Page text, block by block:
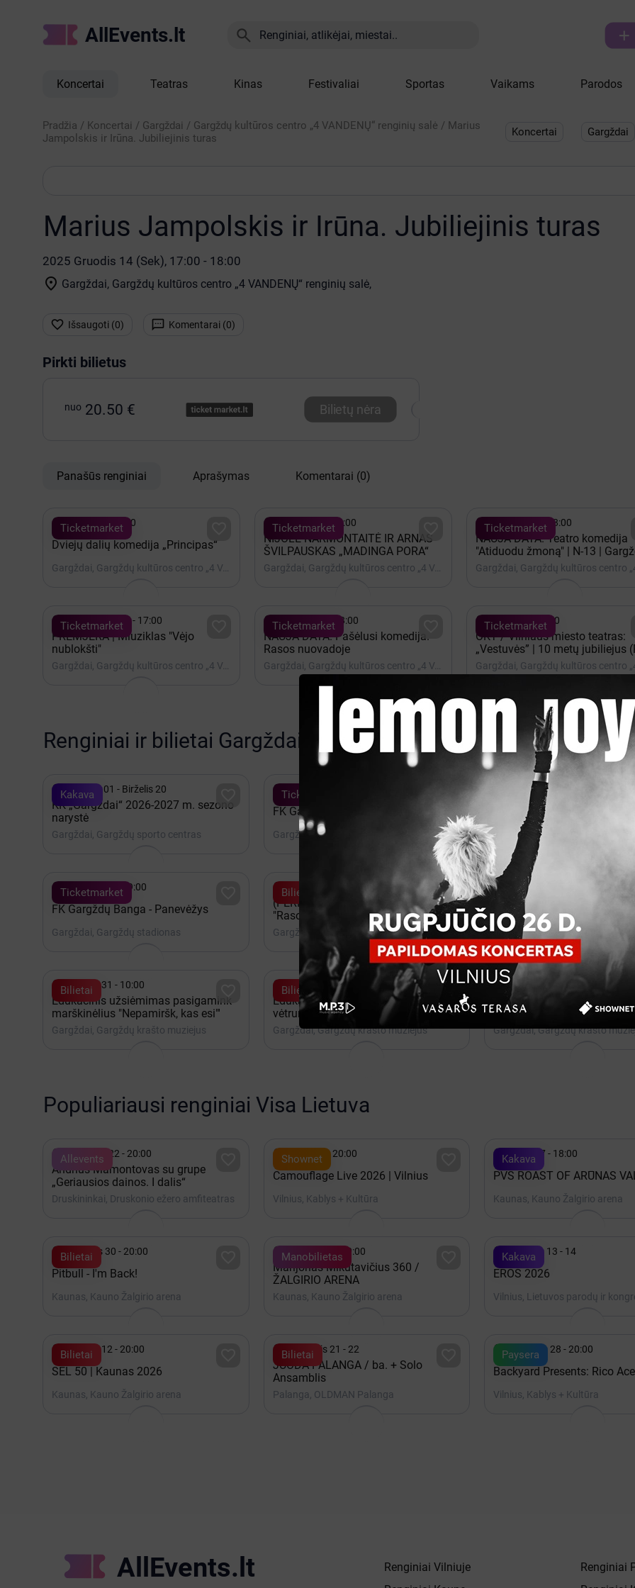
AllEvents.lt  Renginiai, atlikėjai, miestai.. 
Koncertai Teatras Kinas Festivaliai Sportas Vaikams Parodos
Pradžia / Koncertai / Gargždai / Gargždų kultūros centro „4 VANDENŲ“ renginių salė / Marius
Jampolskis ir Irūna. Jubiliejinis turas
Koncertai Gargždai
Marius Jampolskis ir Irūna. Jubiliejinis turas
2025 Gruodis 14 (Sek), 17:00 - 18:00
 Gargždai, Gargždų kultūros centro „4 VANDENŲ“ renginių salė,
 Išsaugoti (0)  Komentarai (0)
Pirkti bilietus
nuo 20.50 € Bilietų nėra
Panašūs renginiai Aprašymas Komentarai (0)
Ticketmarket
Spalis 01 - 18:00
Dviejų dalių komedija „Principas“
Ticketmarket 
Gruodis 03 - 18:00
NIJOLĖ NARMONTAITĖ IR ARNAS
ŠVILPAUSKAS „MADINGA PORA“
Gargždai, Gargždų kultūros centro „4 VANDENŲ“ renginių salė
Ticketmarket
Lapkritis 11 - 18:00
NAUJA DATA. Teatro komedija
"Atiduodu žmoną" | N-13 |
Ticketmarket
2027 Kovas 13 - 17:00
PREMJERA | Miuziklas "Vėjo
nublokšti"
Ticketmarket
Rugsėjis 25 - 18:00
NAUJA DATA. Pašėlusi komedija.
Rasos nuovadoje
Gargždai, Gargždų kultūros centro „4 VANDENŲ“ renginių salė
Ticketmarket
Spalis 12 - 18:00
OKT / Vilniaus miesto teatras:
„Vestuvės” | 10 metų jubiliejus
Oskaras Koršunovas)
Renginiai ir bilietai Gargždai, Visos vietos
Kakava
Rugsėjis 01 - Birželis 20
KK „Gargždai“ 2026-2027 m. sezono
narystė
Gargždai, Gargždų sporto centras
Ticketmarket 
Rugpjūtis 09 - 18:45
FK Gargždų Banga - Sūduva
Gargždai, Gargždų stadionas
Ticketmarket
iki Lapkritis 30
FK Gargždų "Banga" 2026
LYGOS abonementas
Gargždai, Gargždų stadionas
Ticketmarket
Rugsėjis 03 - 19:00
FK Gargždų Banga - Panevėžys
Gargždai, Gargždų stadionas
Bilietai 
Rugsėjis 25 - 18:00
(PERKELTAS) Pašėlusi komedija
"Rasos nuovadoje" | Gargždai
Gargždai, Gargždų kultūros centras
Paysera
 Rugpjūtis 16 - 19:00
Keiko Borjeson trio
improvizacija“
Gargždai, LIJO
Bilietai
Gruodis 31 - 10:00
Edukacinis užsiėmimas pasigamink
marškinėlius "Nepamiršk, kas esi"'
Gargždai, Gargždų krašto muziejus
Bilietai
Gruodis 31 - 10:00
Edukacinis užsiėmimas "Spalvinga
vėtrungės istorija"
Gargždai, Gargždų krašto muziejus
Bilietai
Gruodis 31 - 10:00
Edukacinis užsiėmimas
pagal "Kelionė laiku"
Gargždai, Gargždų krašto
Populiariausi renginiai Visa Lietuva
Allevents
 Rugpjūtis 22 - 20:00
Andrius Mamontovas su grupe
„Geriausios dainos. I dalis“
Druskininkai, Druskonio ežero amfiteatras
Shownet
Spalis 15 - 20:00
Camouflage Live 2026 | Vilnius
Vilnius, Kablys + Kultūra
Kakava
Spalis 17 - 18:00
PVŠ ROAST OF ARŪNAS
Kaunas, Kauno Žalgirio arena
Bilietai
Lapkritis 30 - 20:00
Pitbull - I'm Back!
Kaunas, Kauno Žalgirio arena
Manobilietas
 Gruodis 19 - 20:00
Marijonas Mikutavičius 360 /
ŽALGIRIO ARENA
Kaunas, Kauno Žalgirio arena
Kakava
Lapkritis 13 - 14
EROS 2026
Bilietai
Gruodis 12 - 20:00
SEL 50 | Kaunas 2026
Kaunas, Kauno Žalgirio arena
Bilietai
Rugpjūtis 21 - 22
JUODA PALANGA / ba. + Solo
Ansamblis
Palanga, OLDMAN Palanga
Paysera
Rugpjūtis 28 - 20:00
Backyard Presents: Rico Ace
Vilnius, Kablys + Kultūra
AllEvents.lt
Renginiai Vilniuje
Renginiai